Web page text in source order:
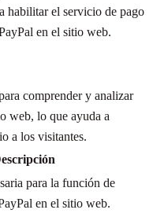
habilitar el servicio de pago
en el sitio web.
comprender y analizar
web, lo que ayuda a
a los visitantes.
para la función de
en el sitio web.